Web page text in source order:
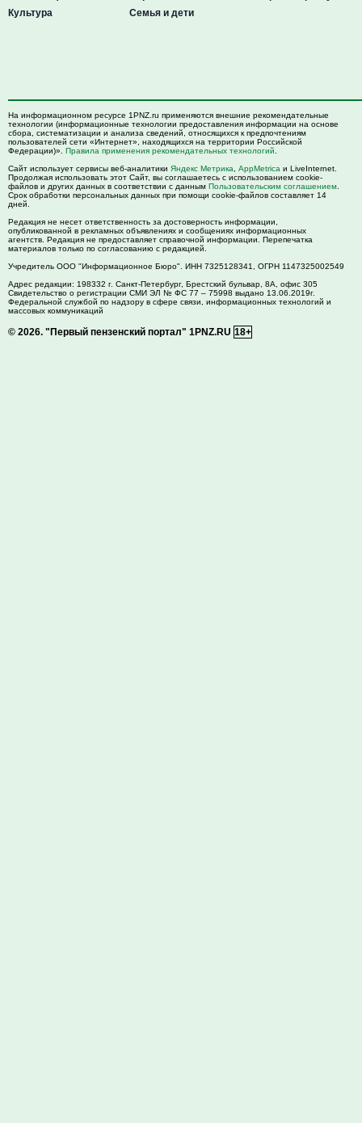
Культура
Семья и дети
На информационном ресурсе 1PNZ.ru применяются внешние рекомендательные
технологии (информационные технологии предоставления информации на основе
сбора, систематизации и анализа сведений, относящихся к предпочтениям
пользователей сети «Интернет», находящихся на территории Российской
Федерации)». Правила применения рекомендательных технологий
Сайт использует сервисы веб-аналитики Яндекс Метрика AppMetrica и LiveInternet.
Продолжая использовать этот Сайт, вы соглашаетесь с использованием cookie-
файлов и других данных в соответствии с данным Пользовательским соглашением
Срок обработки персональных данных при помощи cookie-файлов составляет 14
дней.
Редакция не несет ответственность за достоверность информации,
опубликованной в рекламных объявлениях и сообщениях информационных
агентств. Редакция не предоставляет справочной информации. Перепечатка
материалов только по согласованию с редакцией.
Учредитель ООО "Информационное Бюро". ИНН 7325128341, ОГРН 1147325002549
Адрес редакции: 198332 г. Санкт-Петербург, Брестский бульвар, 8А, офис 305
Свидетельство о регистрации СМИ ЭЛ № ФС 77 – 75998 выдано 13.06.2019г.
Федеральной службой по надзору в сфере связи, информационных технологий и
массовых коммуникаций
© 2026. "Первый пензенский портал" 1PNZ.RU 18+